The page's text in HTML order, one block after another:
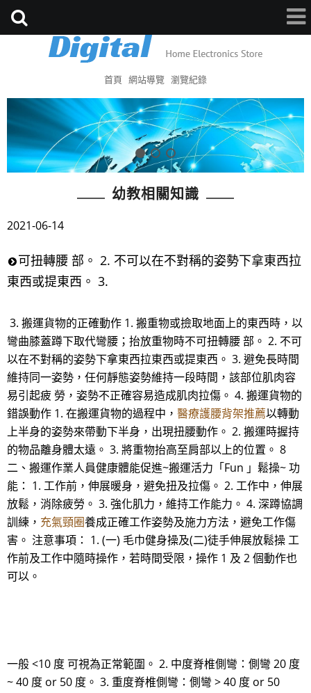
首頁 網站導覽 瀏覽紀錄
幼教相關知識
2021-06-14
可扭轉腰 部。 2. 不可以在不對稱的姿勢下拿東西拉
東西或提東西。 3.
3. 搬運貨物的正確動作 1. 搬重物或撿取地面上的東西時，以
彎曲膝蓋蹲下取代彎腰；抬放重物時不可扭轉腰 部。 2. 不可
以在不對稱的姿勢下拿東西拉東西或提東西。 3. 避免長時間
維持同一姿勢，任何靜態姿勢維持一段時間，該部位肌肉容
易引起疲 勞，姿勢不正確容易造成肌肉拉傷。 4. 搬運貨物的
錯誤動作 1. 在搬運貨物的過程中， 醫療護腰背架推薦以轉動
上半身的姿勢來帶動下半身，出現扭腰動作。 2. 搬運時握持
的物品離身體太遠。 3. 將重物抬高至肩部以上的位置。 8
二、搬運作業人員健康體能促進~搬運活力「Fun 」鬆操~ 功
能： 1. 工作前，伸展暖身，避免扭及拉傷。 2. 工作中，伸展
放鬆，消除疲勞。 3. 強化肌力，維持工作能力。 4. 深蹲協調
訓練， 充氣頸圈養成正確工作姿勢及施力方法，避免工作傷
害。 注意事項： 1. (一) 毛巾健身操及(二)徒手伸展放鬆操 工
作前及工作中隨時操作，若時間受限，操作 1 及 2 個動作也
可以。
一般 <10 度 可視為正常範圍。 2. 中度脊椎側彎：側彎 20 度
~ 40 度 or 50 度。 3. 重度脊椎側彎：側彎 > 40 度 or 50